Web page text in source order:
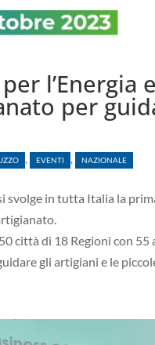
l’Energia
per
, EVENTI , NAZIONALE
svolge in tutta Italia la
città di 18 Regioni con
gli artigiani e le